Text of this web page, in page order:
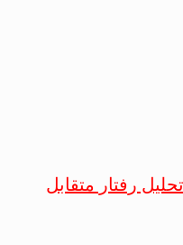
رفتار متقابل